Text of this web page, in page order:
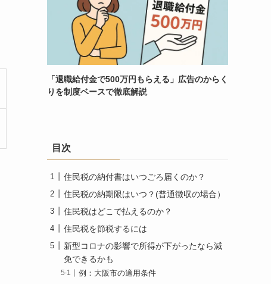
「退職給付金で500万円もらえる」広告のからく
りを制度ベースで徹底解説
目次
住民税の納付書はいつごろ届くのか？
住民税の納期限はいつ？(普通徴収の場合）
住民税はどこで払えるのか？
住民税を節税するには
新型コロナの影響で所得が下がったなら減
免できるかも
例：大阪市の適用条件